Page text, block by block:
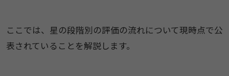
ここでは、星の段階別の評価の流れについて現時点で公
表されていることを解説します。